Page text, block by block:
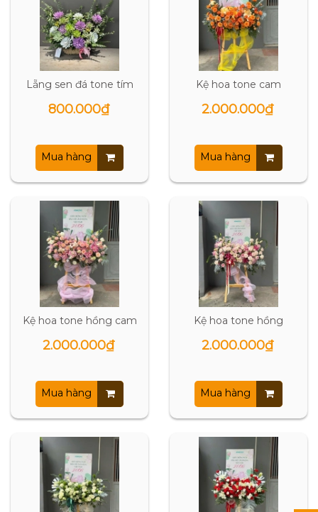
Lẵng sen đá tone tím
800.000₫
Mua hàng
Kệ hoa tone cam
2.000.000₫
Mua hàng
Kệ hoa tone hồng cam
2.000.000₫
Mua hàng
Kệ hoa tone hồng
2.000.000₫
Mua hàng